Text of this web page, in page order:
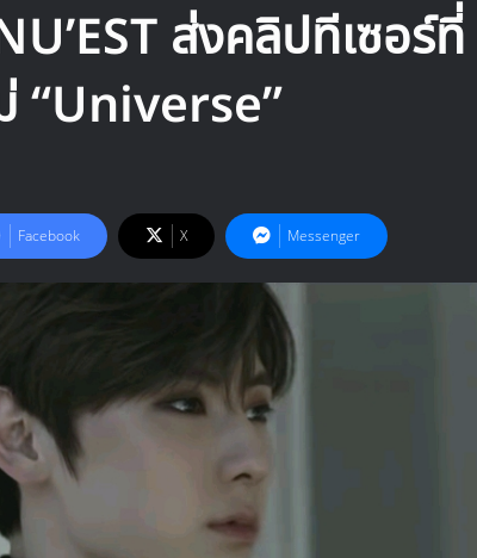
ส่งคลิปทีเซอร์
“Universe”
Facebook X Messenger